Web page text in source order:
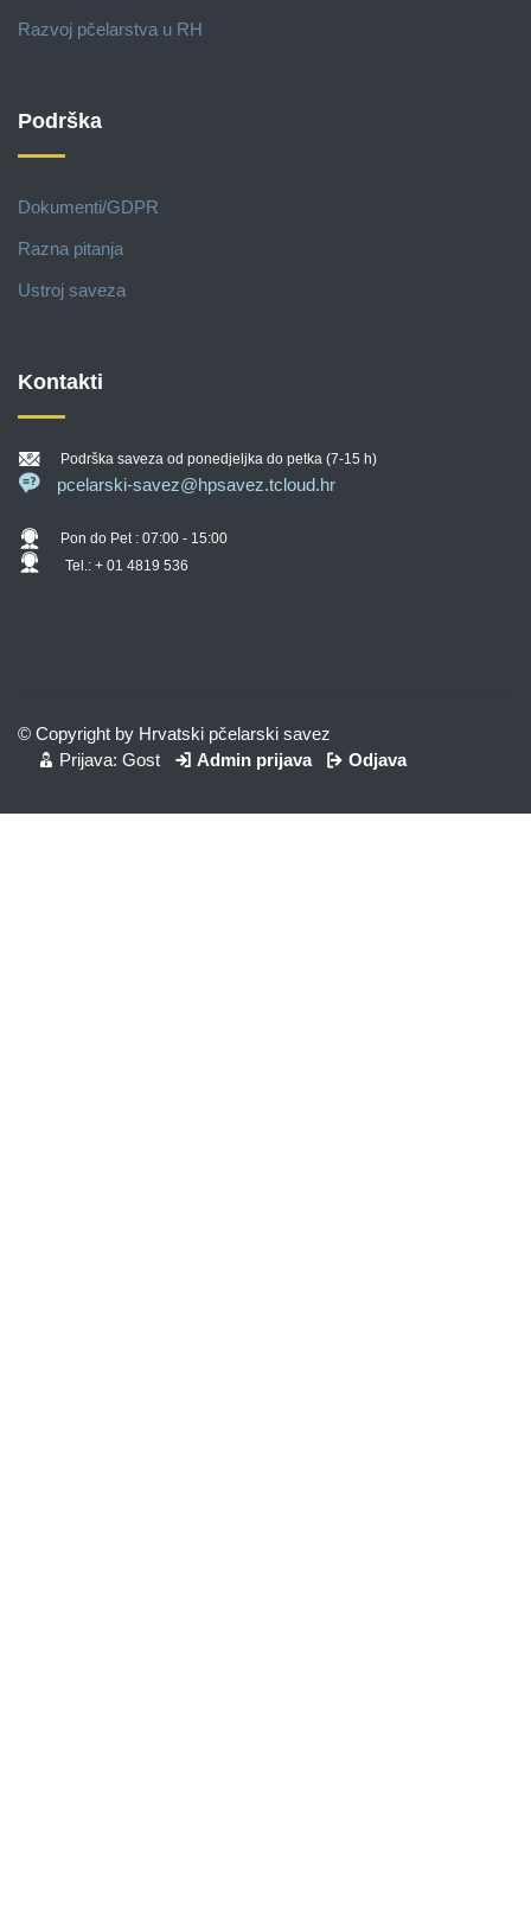
Razvoj pčelarstva u RH
Podrška
Dokumenti/GDPR
Razna pitanja
Ustroj saveza
Kontakti
Podrška saveza od ponedjeljka do petka (7-15 h)
pcelarski-savez@hpsavez.tcloud.hr
Pon do Pet : 07:00 - 15:00
Tel.: + 01 4819 536
© Copyright by Hrvatski pčelarski savez
Prijava: Gost
Admin prijava Odjava